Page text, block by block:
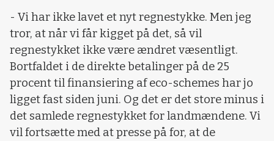
- Vi har ikke lavet et nyt regnestykke. Men jeg
tror, at når vi får kigget på det, så vil
regnestykket ikke være ændret væsentligt.
Bortfaldet i de direkte betalinger på de 25
procent til finansiering af eco-schemes har jo
ligget fast siden juni. Og det er det store minus i
det samlede regnestykket for landmændene. Vi
vil fortsætte med at presse på for, at de